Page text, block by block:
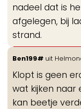
nadeel dat is
afgelegen, bij
strand.
Ben199# uit
Klopt is geen
wat kijken naar
kan beetje